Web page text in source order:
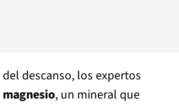
descanso, los expertos
magnesio, un mineral que